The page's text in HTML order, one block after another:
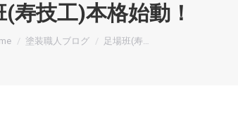
(寿技工)本格始動！
are here:
塗装職人ブログ 足場班(寿…